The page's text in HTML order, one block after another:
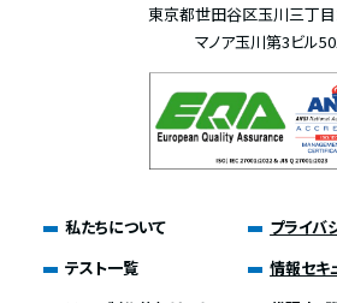
東京都世田谷区玉川三丁
マノア玉川第3ビル
私たちについて
テスト一覧
プライバ
情報セキ